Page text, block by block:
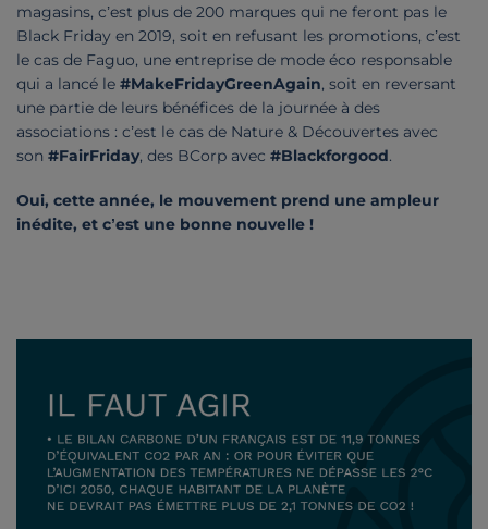
magasins, c’est plus de 200 marques qui ne feront pas le
Black Friday en 2019, soit en refusant les promotions, c’est
le cas de Faguo, une entreprise de mode éco responsable
qui a lancé le #MakeFridayGreenAgain, soit en reversant
une partie de leurs bénéfices de la journée à des
associations : c’est le cas de Nature & Découvertes avec
son #FairFriday, des BCorp avec #Blackforgood.
Oui, cette année, le mouvement prend une ampleur
inédite, et c’est une bonne nouvelle !